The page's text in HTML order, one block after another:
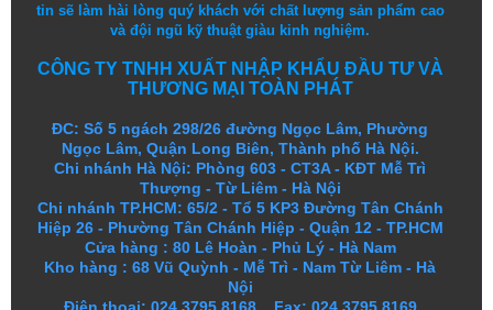
tin sẽ làm hài lòng quý khách với chất lượng sảnphẩm cao
và đội ngũ kỹ thuật giàu kinh nghiệm.
CÔNG TY TNHH XUẤT NHẬP KHẨU ĐẦU TƯ VÀ
THƯƠNG MẠI TOÀN PHÁT
ĐC: Số 5 ngách 298/26 đường Ngọc Lâm, Phường
Ngọc Lâm, Quận Long Biên, Thành phố Hà Nội.
Chi nhánh Hà Nội: Phòng 603 - CT3A - KĐT Mễ Trì
Thượng - Từ Liêm - Hà Nội
Chi nhánh TP.HCM: 65/2 - Tổ 5 KP3 Đường Tân Chánh
Hiệp 26 - Phường Tân Chánh Hiệp - Quận 12 - TP.HCM
Cửa hàng : 80 Lê Hoàn - Phủ Lý - Hà Nam
Kho hàng :68 Vũ Quỳnh - Mễ Trì - Nam Từ Liêm - Hà
Nội
Điện thoại: 024.3795.8168 Fax: 024.3795.8169